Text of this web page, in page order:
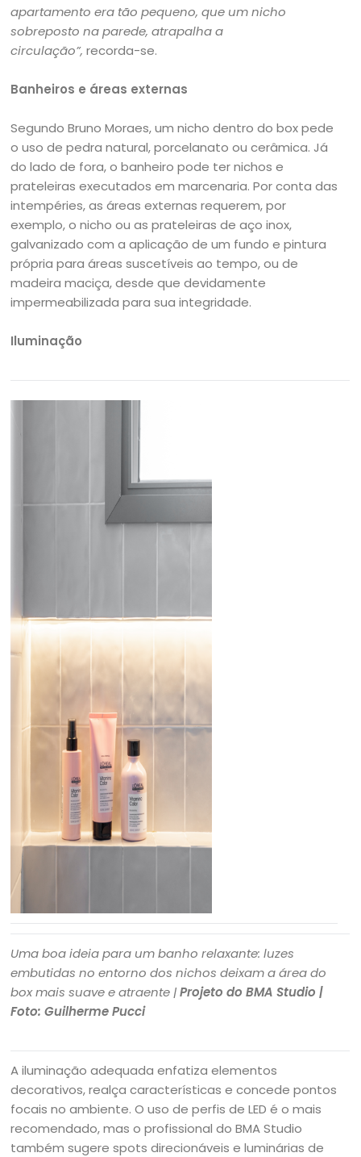
apartamento era tão pequeno, que um nicho
sobreposto na parede, atrapalha a
circulação”,recorda-se.
Banheiros e áreas externas
Segundo Bruno Moraes, um nicho dentro do box pede
o uso de pedra natural, porcelanato ou cerâmica. Já
do lado de fora, o banheiro pode ter nichos e
prateleiras executados em marcenaria. Por conta das
intempéries, as áreas externas requerem, por
exemplo, o nicho ou as prateleiras de aço inox,
galvanizado com a aplicação de um fundo e pintura
própria para áreas suscetíveis ao tempo, ou de
madeira maciça, desde que devidamente
impermeabilizada para sua integridade.
Iluminação
Uma boa ideia para um banho relaxante: luzes
embutidas no entorno dos nichos deixam a área do
box mais suave e atraente |Projeto do BMA Studio |
Foto: Guilherme Pucci
A iluminação adequada enfatiza elementos
decorativos, realça características e concede pontos
focais no ambiente. O uso de perfis de LED é o mais
recomendado, mas o profissional do BMA Studio
também sugere spots direcionáveis e luminárias de